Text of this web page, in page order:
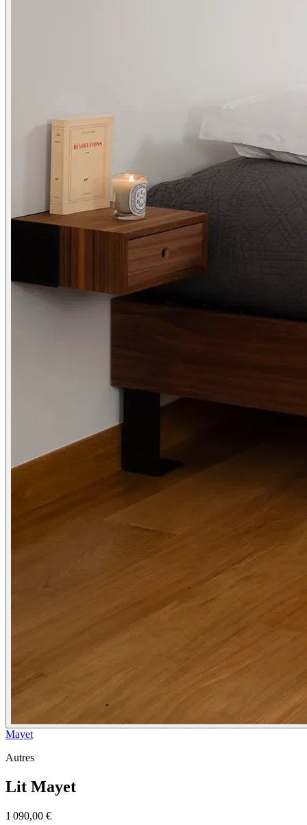
Mayet
Autres
Lit Mayet
1 090,00 €